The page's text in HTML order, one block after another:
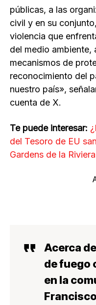
públicas, a las
civil y en su
violencia que
del medio ambiente,
mecanismos de
reconocimiento del
nuestro país»,
cuenta de X.
Te puede interesar:
del Tesoro de EU
Gardens de la
Acerca
de fuego
en la